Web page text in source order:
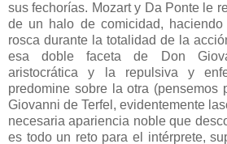
sus fechorías. Mozart y Da Ponte le
de un halo de comicidad,
rosca durante la totalidad de la
esa doble faceta de Don
aristocrática y la repulsiva y
predomine sobre la otra (pensemos
Giovanni de Terfel, evidentemente
necesaria apariencia noble que
es todo un reto para el intérprete,